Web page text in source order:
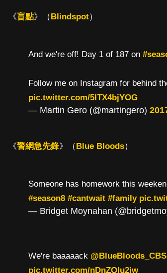
《盲點》（Blindspot）
And we're off! Day 1 of 187 on
Follow me on Instagram for behind
pic.twitter.com/5ITX4bjYOG
— Martin Gero (@martingero)
《警網急先鋒》（Blue Bloods）
Someone has homework this
#season8 #cantwait #family
— Bridget Moynahan
We're baaaaack @BlueBloods_CBS
pic.twitter.com/nDnZQlu2jw